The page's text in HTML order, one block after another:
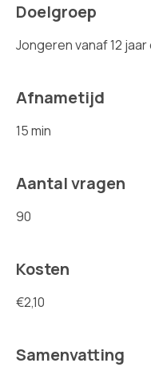
Doelgroep
Jongeren vanaf 12
Afnametijd
15 min
Aantal vragen
90
Kosten
€2,10
Samenvatting